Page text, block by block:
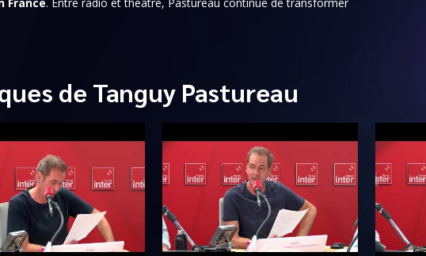
France. Entre radio et théâtre, Pastureau continue de transformer
de Tanguy Pastureau